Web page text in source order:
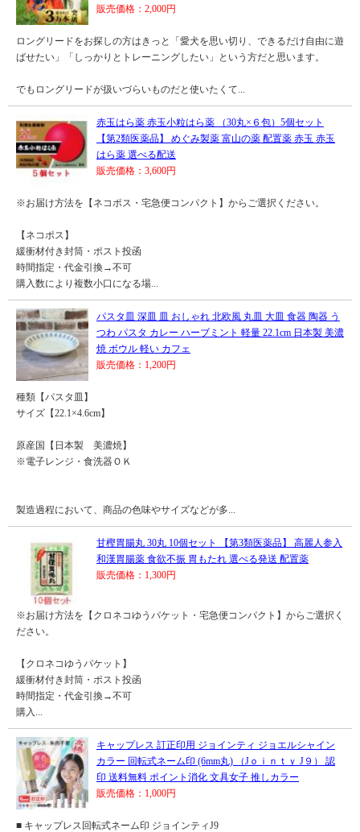
販売価格：2,000円
ロングリードをお探しの方はきっと「愛犬を思い切り、できるだけ自由に遊
ばせたい」「しっかりとトレーニングしたい」という方だと思います。
でもロングリードが扱いづらいものだと使いたくて...
赤玉はら薬 赤玉小粒はら薬 （30丸×６包）5個セット
【第2類医薬品】 めぐみ製薬 富山の薬 配置薬 赤玉 赤玉
はら薬 選べる配送
販売価格：3,600円
※お届け方法を【ネコポス・宅急便コンパクト】からご選択ください。
【ネコポス】
緩衝材付き封筒・ポスト投函
時間指定・代金引換→不可
購入数により複数小口になる場...
パスタ皿 深皿 皿 おしゃれ 北欧風 丸皿 大皿 食器 陶器 う
つわ パスタ カレー ハーブミント 軽量 22.1cm 日本製 美濃
焼 ボウル 軽い カフェ
販売価格：1,200円
種類【パスタ皿】
サイズ【22.1×4.6cm】
原産国【日本製 美濃焼】
※電子レンジ・食洗器ＯＫ
製造過程において、商品の色味やサイズなどが多...
甘樫胃腸丸 30丸 10個セット 【第3類医薬品】 高麗人参入
和漢胃腸薬 食欲不振 胃もたれ 選べる発送 配置薬
販売価格：1,300円
※お届け方法を【クロネコゆうパケット・宅急便コンパクト】からご選択く
ださい。
【クロネコゆうパケット】
緩衝材付き封筒・ポスト投函
時間指定・代金引換→不可
購入...
キャップレス 訂正印用 ジョインティ ジョエルシャイン
カラー 回転式ネーム印 (6mm丸) （Jｏｉｎｔｙ J９） 認
印 送料無料 ポイント消化 文具女子 推しカラー
販売価格：1,000円
■ キャップレス回転式ネーム印 ジョインティJ9